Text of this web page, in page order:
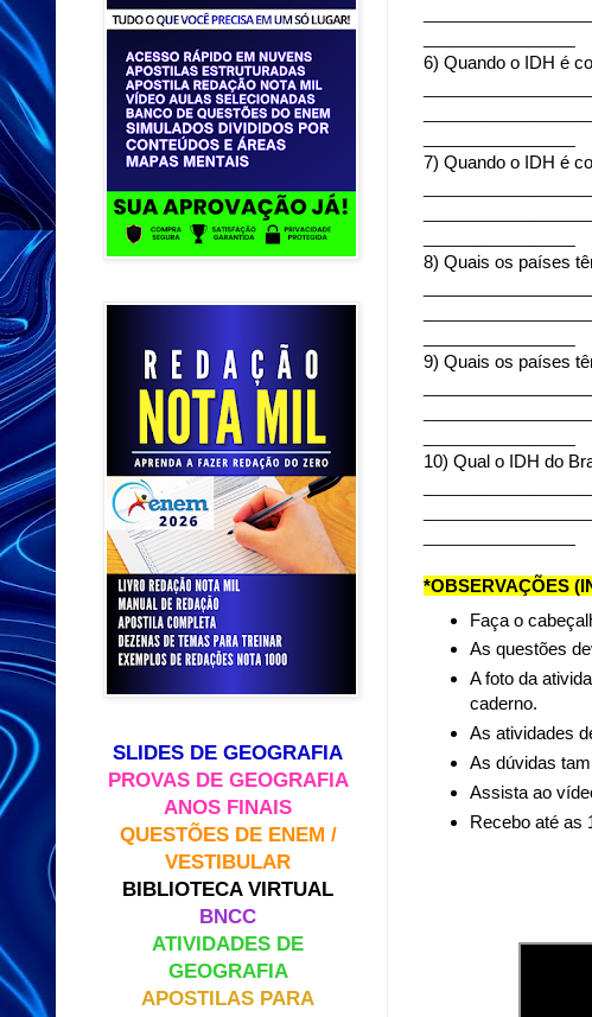
6) Quando o IDH é
7) Quando o IDH é
8) Quais os países
9) Quais os países
10) Qual o IDH do
*OBSERVAÇÕES
Faça o
As questões
A foto da
caderno.
As atividades
As dúvidas
Assista ao
Recebo até as
SLIDES DE GEOGRAFIA
PROVAS DE GEOGRAFIA
ANOS FINAIS
QUESTÕES DE ENEM /
VESTIBULAR
BIBLIOTECA VIRTUAL
BNCC
ATIVIDADES DE
GEOGRAFIA
APOSTILAS PARA